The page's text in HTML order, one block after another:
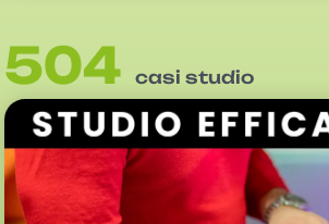
504 casi studio